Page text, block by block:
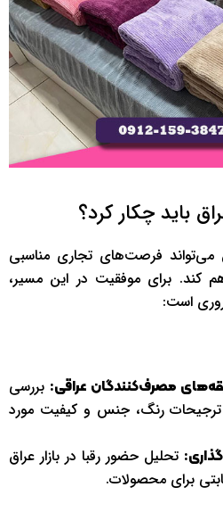
باید چکار کرد؟
می‌تواند فرصت‌های تجاری مناسبی
کند. برای موفقیت در این مسیر،
است:
مصرف‌کنندگان عراقی: بررسی
ترجیحات رنگ، جنس و کیفیت مورد
تحلیل حضور رقبا در بازار عراق
برای محصولات.